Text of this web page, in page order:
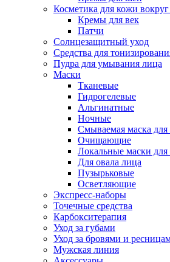
Косметика для кожи вокруг
Кремы для век
Патчи
Солнцезащитный уход
Средства для
Пудра для умывания лица
Маски
Тканевые
Гидрогелевые
Альгинатные
Ночные
Смываемая маска для
Очищающие
Локальные маски для
Для овала лица
Пузырьковые
Осветляющие
Экспресс-наборы
Точечные средства
Карбокситерапия
Уход за губами
Уход за бровями и
Мужская линия